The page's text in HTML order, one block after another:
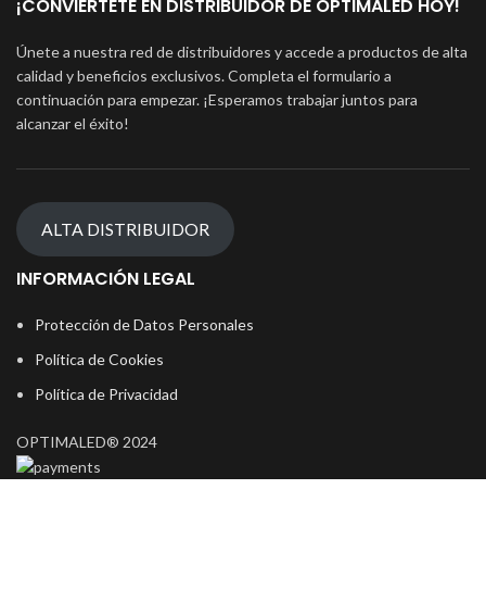
¡CONVIÉRTETE EN DISTRIBUIDOR DE OPTIMALED HOY!
Únete a nuestra red de distribuidores y accede a productos de alta
calidad y beneficios exclusivos. Completa el formulario a
continuación para empezar. ¡Esperamos trabajar juntos para
alcanzar el éxito!
ALTA DISTRIBUIDOR
INFORMACIÓN LEGAL
Protección de Datos Personales
Política de Cookies
Política de Privacidad
OPTIMALED® 2024